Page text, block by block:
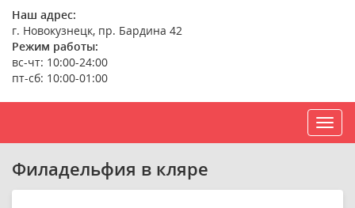
Наш адрес:
г. Новокузнецк, пр. Бардина 42
Режим работы:
вс-чт: 10:00-24:00
пт-сб: 10:00-01:00
Филадельфия в кляре